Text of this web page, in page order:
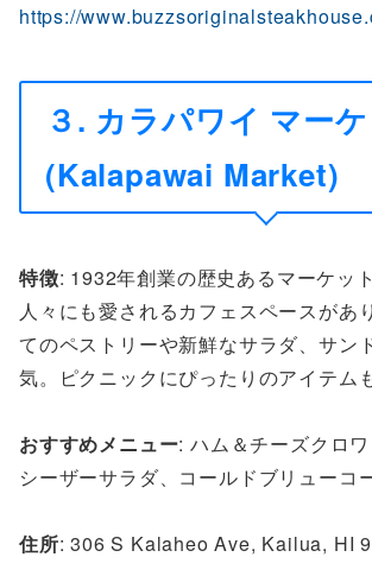
https://
３. カラパワイ マーケ
(Kalapawai Market)
特徴: 1932年創業の歴史あるマーケッ
人々にも愛されるカフェスペースがあ
てのペストリーや新鮮なサラダ、サン
気。ピクニックにぴったりのアイテム
おすすめメニュー: ハム＆チーズクロ
シーザーサラダ、コールドブリューコ
住所: 306 S Kalaheo Ave, Kailua, HI